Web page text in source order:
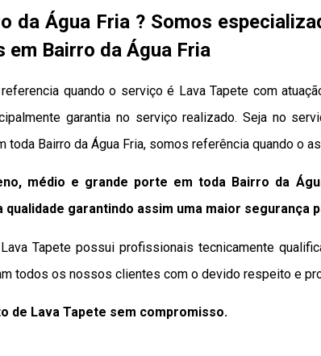
da Água Fria ? Somos
Bairro da Água Fria
quando o serviço é Lava Tapete com
garantia no serviço realizado. Seja no
Bairro da Água Fria, somos referência quando o
médio e grande porte em toda Bairro da
qualidade garantindo assim uma maior segurança
Tapete possui profissionais tecnicamente
todos os nossos clientes com o devido respeito e
de Lava Tapete sem compromisso.